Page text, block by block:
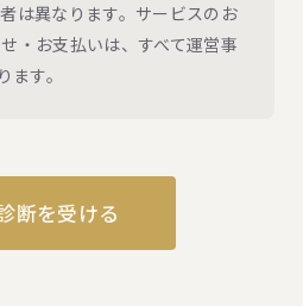
は異なります。サービスのお
・お支払いは、すべて運営事
す。
断を受ける